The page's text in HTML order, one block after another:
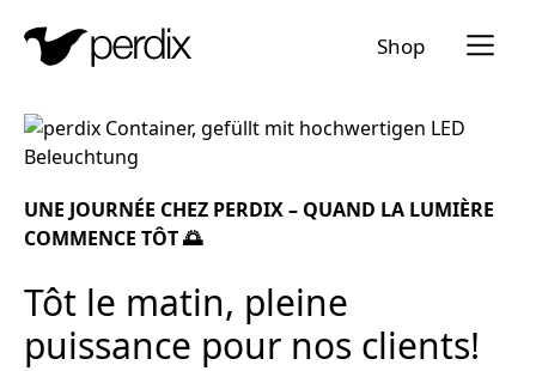
Shop Menü
UNE JOURNÉE CHEZ PERDIX – QUAND LA LUMIÈRE
COMMENCE TÔT 🌅
Tôt le matin, pleine
puissance pour nos clients!